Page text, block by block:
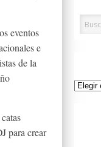
eventos
e
de la
para crear
Archivo